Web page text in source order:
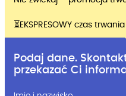
⏳EKSPRESOWY czas
Podaj dane.
przekazać Ci